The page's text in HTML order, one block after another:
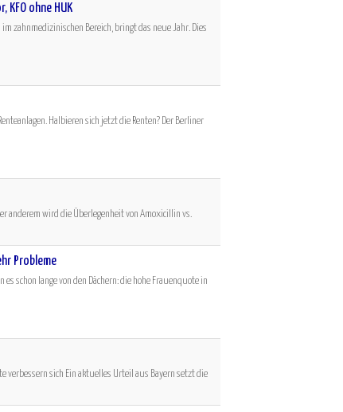
ohne HUK
zahnmedizinischen Bereich, bringt das neue Jahr. Dies
Halbieren sich jetzt die Renten? Der Berliner
anderem wird die Überlegenheit von Amoxicillin vs.
Probleme
schon lange von den Dächern: die hohe Frauenquote in
sich Ein aktuelles Urteil aus Bayern setzt die